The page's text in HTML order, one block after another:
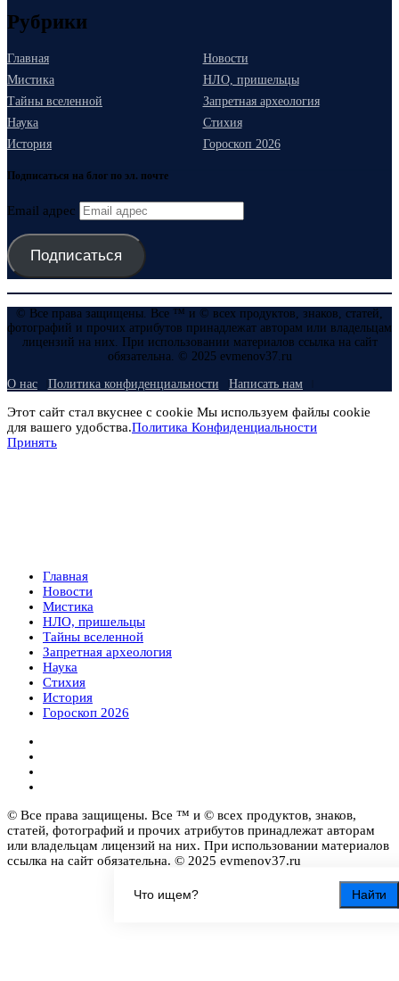
Найти
Рубрики
Главная
Новости
Мистика
НЛО, пришельцы
Тайны вселенной
Запретная археология
Наука
Стихия
История
Гороскоп 2026
Подписаться на блог по эл. почте
Email адрес
Подписаться
© Все права защищены. Все ™ и © всех продуктов, знаков, статей,
фотографий и прочих атрибутов принадлежат авторам или владельцам
лицензий на них. При использовании материалов ссылка на сайт
обязательна. © 2025 evmenov37.ru
О нас Политика конфиденциальности Написать нам
Этот сайт стал вкуснее с cookie Мы используем файлы cookie
для вашего удобства.Политика Конфиденциальности
Принять
Главная
Новости
Мистика
НЛО, пришельцы
Тайны вселенной
Запретная археология
Наука
Стихия
История
Гороскоп 2026
© Все права защищены. Все ™ и © всех продуктов, знаков,
статей, фотографий и прочих атрибутов принадлежат авторам
или владельцам лицензий на них. При использовании материалов
ссылка на сайт обязательна. © 2025 evmenov37.ru